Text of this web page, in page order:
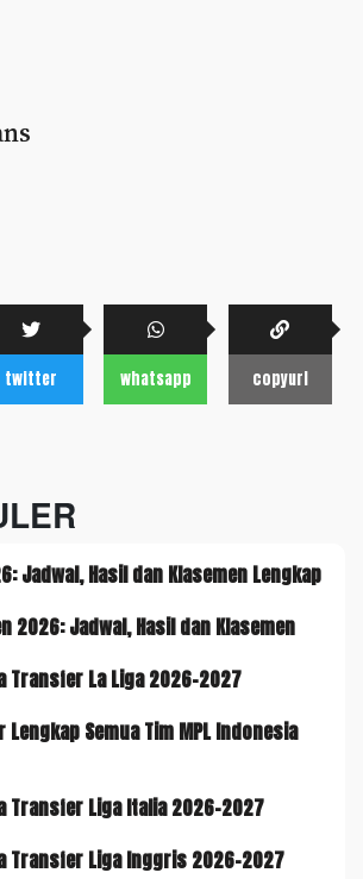
twitter whatsapp copyurl
Jadwal, Hasil dan Klasemen Lengkap
2026: Jadwal, Hasil dan Klasemen
Transfer La Liga 2026-2027
Lengkap Semua Tim MPL Indonesia
Transfer Liga Italia 2026-2027
Transfer Liga Inggris 2026-2027